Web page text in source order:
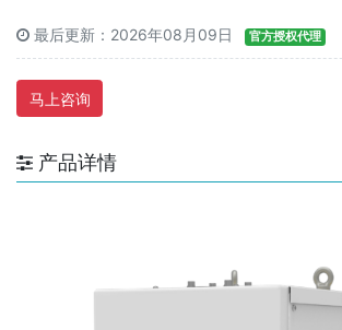
最后更新：2026年08月09日 官方授权代理
马上咨询
产品详情